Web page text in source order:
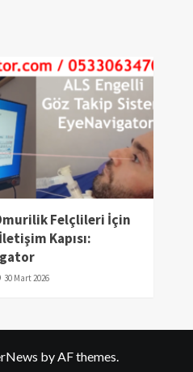
Felçlileri İçin
Kapısı:
30 Mart 2026
by AF themes.